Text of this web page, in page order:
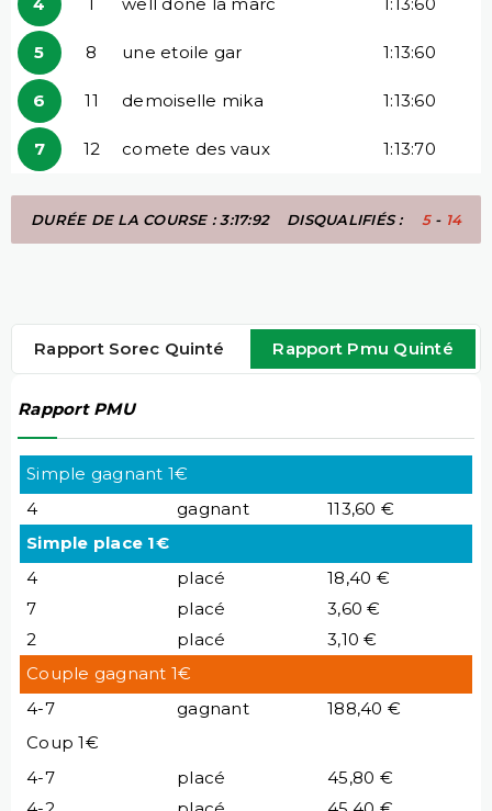
5 8 une etoile gar 1:13:60
6 11 demoiselle mika 1:13:60
7 12 comete des vaux 1:13:70
DURÉE DE LA COURSE : 3:17:92 DISQUALIFIÉS : 5- 14
Rapport Sorec Quinté Rapport Pmu Quinté
Rapport PMU
Simple gagnant 1€
4
gagnant
113,60 €
Simple place 1€
4
placé
18,40 €
7
placé
3,60 €
2
placé
3,10 €
Couple gagnant 1€
4-7
gagnant
188,40 €
Coup 1€
4-7
placé
45,80 €